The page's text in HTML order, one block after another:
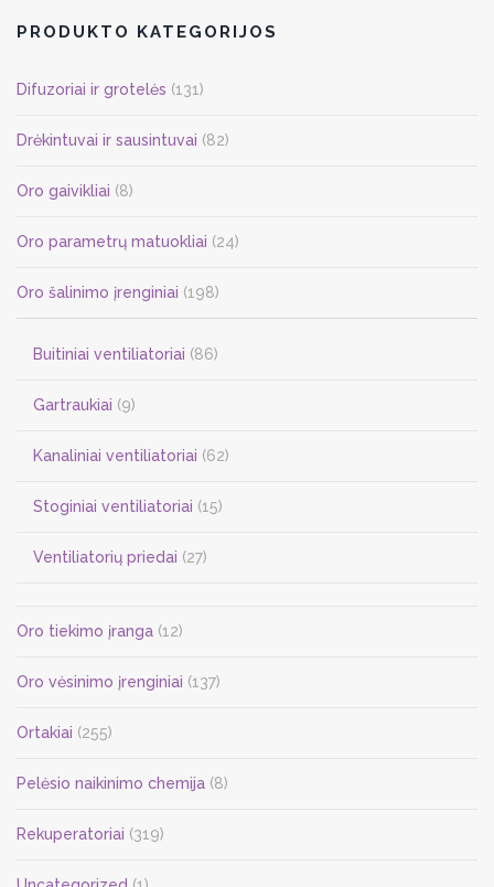
PRODUKTO KATEGORIJOS
Difuzoriai ir grotelės (131)
Drėkintuvai ir sausintuvai (82)
Oro gaivikliai (8)
Oro parametrų matuokliai (24)
Oro šalinimo įrenginiai (198)
Buitiniai ventiliatoriai (86)
Gartraukiai (9)
Kanaliniai ventiliatoriai (62)
Stoginiai ventiliatoriai (15)
Ventiliatorių priedai (27)
Oro tiekimo įranga (12)
Oro vėsinimo įrenginiai (137)
Ortakiai (255)
Pelėsio naikinimo chemija (8)
Rekuperatoriai (319)